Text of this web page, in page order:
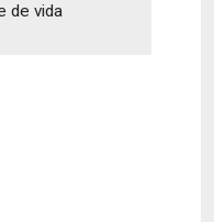
de vida